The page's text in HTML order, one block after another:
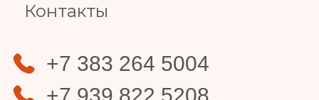
Контакты
+7 383 264 5004
+7 939 822 5208